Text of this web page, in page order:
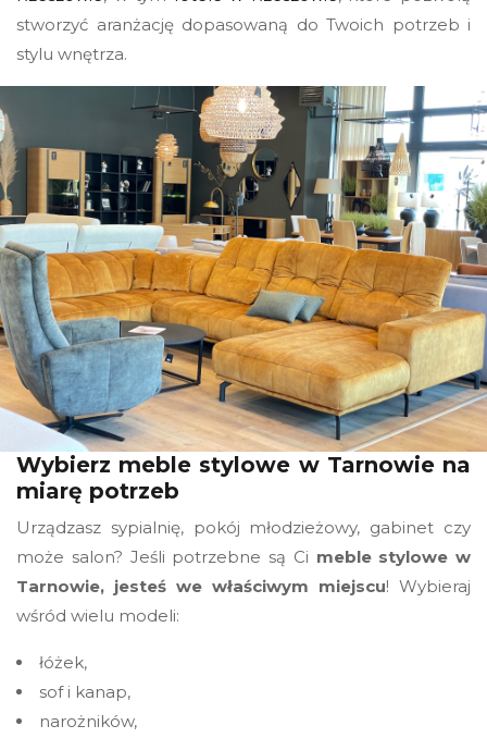
stworzyć aranżację dopasowaną do Twoich potrzeb i
stylu wnętrza.
Wybierz meble stylowe w Tarnowie na
miarę potrzeb
Urządzasz sypialnię, pokój młodzieżowy, gabinet czy
może salon? Jeśli potrzebne są Ci meble stylowe w
Tarnowie, jesteś we właściwym miejscu! Wybieraj
wśród wielu modeli:
łóżek,
sof i kanap,
narożników,